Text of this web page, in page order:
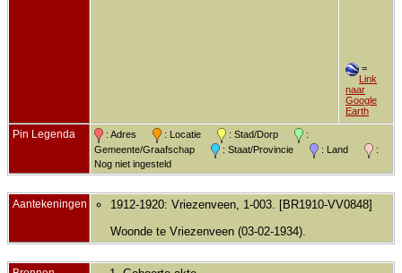
=
Link
naar
Google
Earth
Pin Legenda : Adres : Locatie : Stad/Dorp
:
Gemeente/Graafschap
: Staat/Provincie : Land
:
Nog niet ingesteld
Aantekeningen
1912-1920: Vriezenveen, 1-003. [BR1910-VV0848]
Woonde te Vriezenveen (03-02-1934).